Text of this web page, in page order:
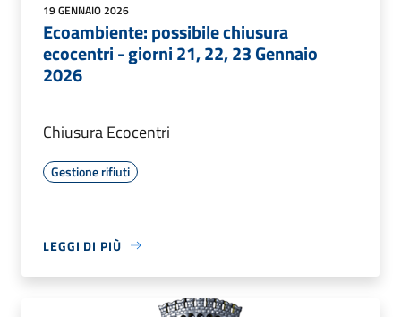
19 GENNAIO 2026
Ecoambiente: possibile chiusura
ecocentri - giorni 21, 22, 23 Gennaio
2026
Chiusura Ecocentri
Gestione rifiuti
LEGGI DI PIÙ